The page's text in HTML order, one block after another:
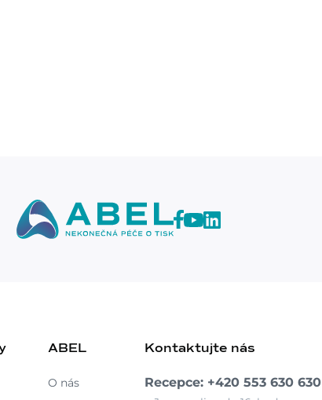
ABEL
O nás
Kontaktujte nás
Recepce: +420 553 630 630